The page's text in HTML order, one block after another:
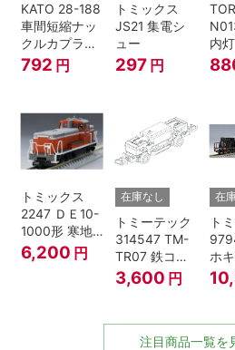
KATO 28-188
車間短縮ナッ
クルカプラー
灰 (ボギー貨
792 円
トミックス
JS21 集電シ
ュー
297 円
内
プ
トミックス
2247 ＤＥ10-
1000形 寒地
型･高崎車両
センター Nゲ
6,200 円
在庫なし
トミーテック
314547 TM-
TR07 鉄コレ
動力ユニット
2軸車用
3,600 円
在
ト
ホ
車
仕
ージ
注目商品一覧を